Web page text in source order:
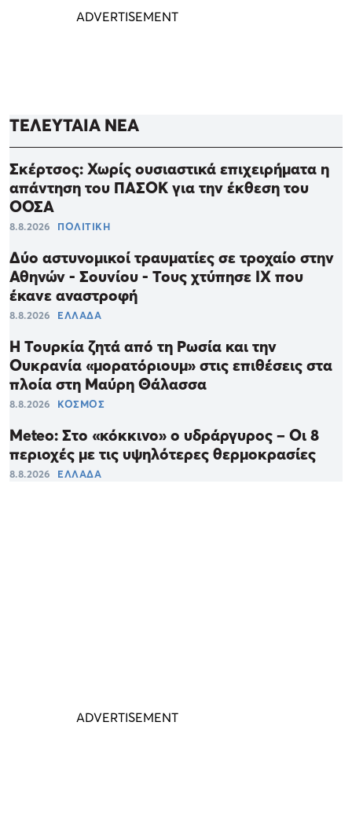
ΤΕΛΕΥΤΑΙΑ ΝΕΑ
Σκέρτσος: Χωρίς ουσιαστικά επιχειρήματα η
απάντηση του ΠΑΣΟΚ για την έκθεση του
ΟΟΣΑ
8.8.2026 ΠΟΛΙΤΙΚΗ
Δύο αστυνομικοί τραυματίες σε τροχαίο στην
Αθηνών - Σουνίου - Τους χτύπησε ΙΧ που
έκανε αναστροφή
8.8.2026 ΕΛΛΑΔΑ
Η Τουρκία ζητά από τη Ρωσία και την
Ουκρανία «μορατόριουμ» στις επιθέσεις στα
πλοία στη Μαύρη Θάλασσα
8.8.2026 ΚΟΣΜΟΣ
Meteo: Στο «κόκκινο» ο υδράργυρος – Οι 8
περιοχές με τις υψηλότερες θερμοκρασίες
8.8.2026 ΕΛΛΑΔΑ